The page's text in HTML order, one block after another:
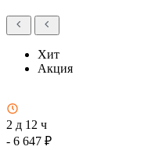
Хит
Акция
2 д 12 ч
- 6 647 ₽